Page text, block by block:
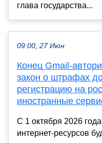
глава государства...
09:00, 27 Июн
Конец Gmail-
закон о штрафах
регистрацию на
иностранные
С 1 октября 2026
интернет-ресурсов